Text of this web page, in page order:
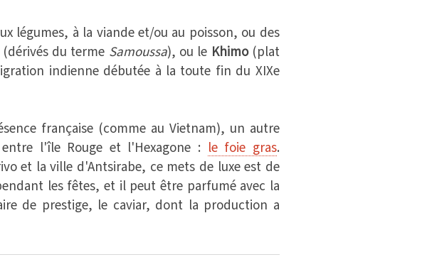
légumes, à la viande et/ou au poisson, ou des
(dérivés du terme Samoussa), ou le Khimo (plat
indienne débutée à la toute fin du XIXe
française (comme au Vietnam), un autre
l'île Rouge et l'Hexagone : le foie gras.
et la ville d'Antsirabe, ce mets de luxe est de
les fêtes, et il peut être parfumé avec la
de prestige, le caviar, dont la production a